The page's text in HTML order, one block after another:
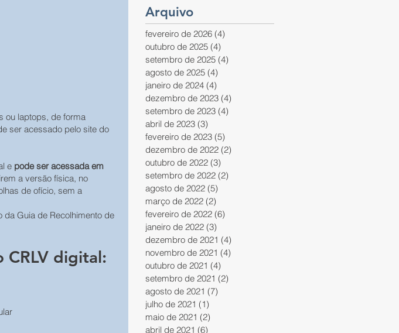
ou laptops, de forma
ser acessado pelo site do
e pode ser acessada em
a versão física, no
de ofício, sem a
Guia de Recolhimento de
CRLV digital:
Arquivo
fevereiro de 2026 (4)
outubro de 2025 (4)
setembro de 2025 (4)
agosto de 2025 (4)
janeiro de 2024 (4)
dezembro de 2023 (4)
setembro de 2023 (4)
abril de 2023 (3)
fevereiro de 2023 (5)
dezembro de 2022 (2)
outubro de 2022 (3)
setembro de 2022 (2)
agosto de 2022 (5)
março de 2022 (2)
fevereiro de 2022 (6)
janeiro de 2022 (3)
dezembro de 2021 (4)
novembro de 2021 (4)
outubro de 2021 (4)
setembro de 2021 (2)
agosto de 2021 (7)
julho de 2021 (1)
maio de 2021 (2)
abril de 2021 (6)